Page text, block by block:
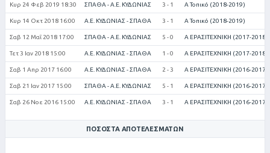
Κυρ 24 Φεβ 2019 18:30 ΣΠΑΘΑ - Α.Ε. ΚΥΔΩΝΙΑΣ 3 - 1 Α Τοπικό (2018-2019)
Κυρ 14 Οκτ 2018 16:00 Α.Ε. ΚΥΔΩΝΙΑΣ - ΣΠΑΘΑ 3 - 1 Α Τοπικό (2018-2019)
Σαβ 12 Μαΐ 2018 17:00 ΣΠΑΘΑ - Α.Ε. ΚΥΔΩΝΙΑΣ 5 - 0 Α ΕΡΑΣΙΤΕΧΝΙΚΗ (2017-2018)
Τετ 3 Ιαν 2018 15:00 Α.Ε. ΚΥΔΩΝΙΑΣ - ΣΠΑΘΑ 1 - 0 Α ΕΡΑΣΙΤΕΧΝΙΚΗ (2017-2018)
Σαβ 1 Απρ 2017 16:00 Α.Ε. ΚΥΔΩΝΙΑΣ - ΣΠΑΘΑ 2 - 3 Α ΕΡΑΣΙΤΕΧΝΙΚΗ (2016-2017)
Σαβ 21 Ιαν 2017 15:00 ΣΠΑΘΑ - Α.Ε. ΚΥΔΩΝΙΑΣ 5 - 1 Α ΕΡΑΣΙΤΕΧΝΙΚΗ (2016-2017)
Σαβ 26 Νοε 2016 15:00 Α.Ε. ΚΥΔΩΝΙΑΣ - ΣΠΑΘΑ 3 - 1 Α ΕΡΑΣΙΤΕΧΝΙΚΗ (2016-2017)
ΠΟΣΟΣΤΆ ΑΠΟΤΕΛΕΣΜΆΤΩΝ